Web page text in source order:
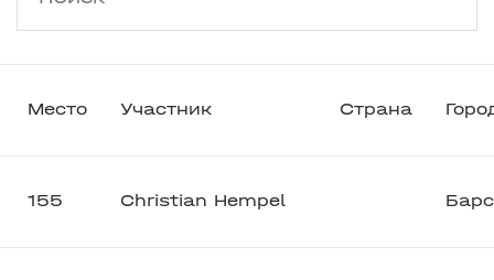
Место Участник Страна
155 Christian Hempel